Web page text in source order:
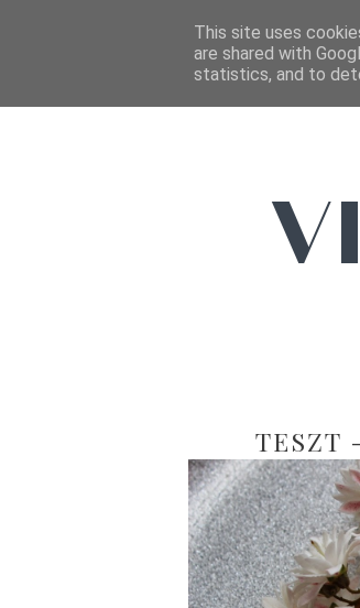
TESZT
This site uses
are shared with
statistics, and to